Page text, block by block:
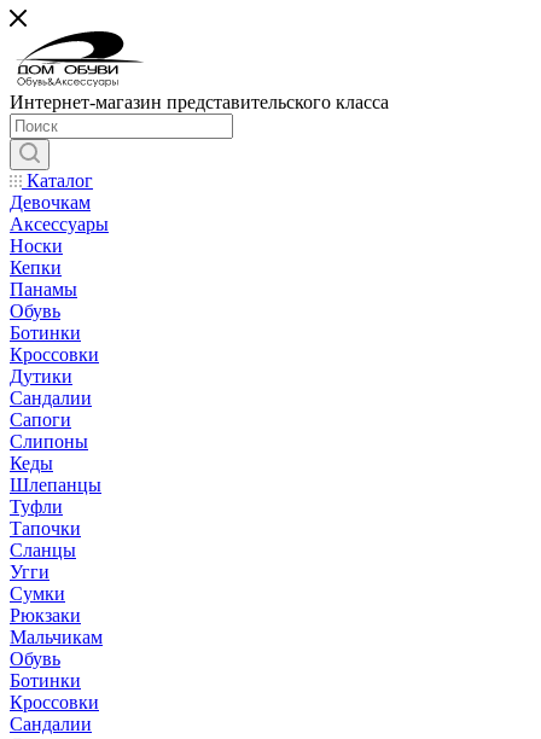
Интернет-магазин представительского класса
Каталог
Девочкам
Аксессуары
Носки
Кепки
Панамы
Обувь
Ботинки
Кроссовки
Дутики
Сандалии
Сапоги
Слипоны
Кеды
Шлепанцы
Туфли
Тапочки
Сланцы
Угги
Сумки
Рюкзаки
Мальчикам
Обувь
Ботинки
Кроссовки
Сандалии